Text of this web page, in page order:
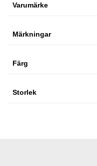
Varumärke
Märkningar
Färg
Storlek